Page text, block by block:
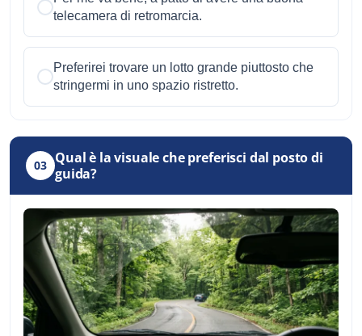
telecamera di retromarcia.
Preferirei trovare un lotto grande piuttosto che
stringermi in uno spazio ristretto.
03 Qual è la visuale che preferisci dal posto di
guida?